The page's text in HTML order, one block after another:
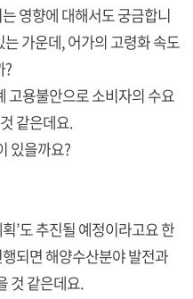
영향에 대해서도 궁금합니
가운데, 어가의 고령화 속도
?
고용불안으로 소비자의 수요
같은데요.
있을까요?
’도 추진될 예정이라고요 한
되면 해양수산분야 발전과
것 같은데요.